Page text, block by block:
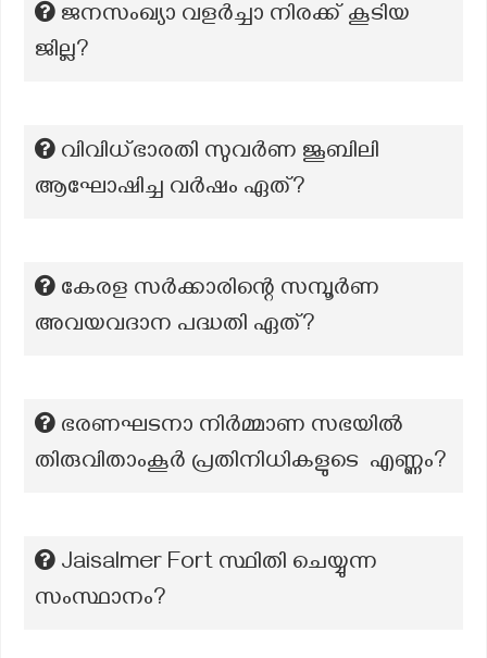
ജനസംഖ്യാ വളർച്ചാ നിരക്ക് കൂടിയ
ജില്ല?
വിവിധ്ഭാരതി സുവർണ ജൂബിലി
ആഘോഷിച്ച വർഷം ഏത്?
കേരള സർക്കാരിന്റെ സമ്പൂർണ
അവയവദാന പദ്ധതി ഏത്?
ഭരണഘടനാ നിർമ്മാണ സഭയിൽ
തിരുവിതാംകൂർ പ്രതിനിധികളുടെ എണ്ണം?
Jaisalmer Fort സ്ഥിതി ചെയ്യുന്ന
സംസ്ഥാനം?